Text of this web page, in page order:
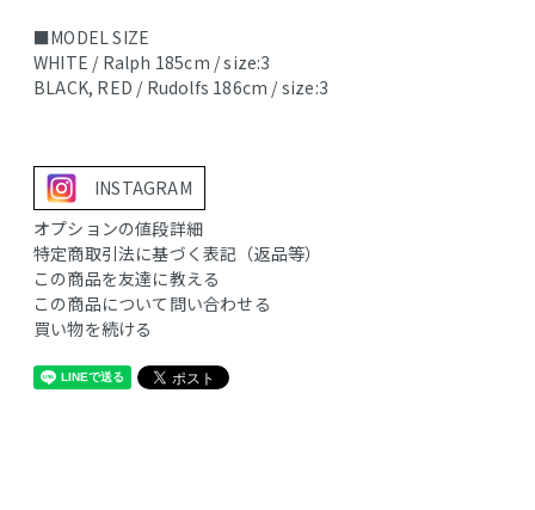
■MODEL SIZE
WHITE / Ralph 185cm / size:3
BLACK, RED / Rudolfs 186cm / size:3
INSTAGRAM
オプションの値段詳細
特定商取引法に基づく表記（返品等）
この商品を友達に教える
この商品について問い合わせる
買い物を続ける